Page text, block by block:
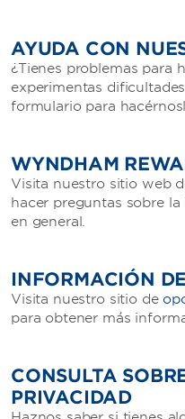
AYUDA CON
¿Tienes problemas para
experimentas
formulario para
WYNDHAM
Visita nuestro sitio web
hacer preguntas sobre
en general.
INFORMACIÓN
Visita nuestro sitio de
para obtener más
CONSULTA
PRIVACIDAD